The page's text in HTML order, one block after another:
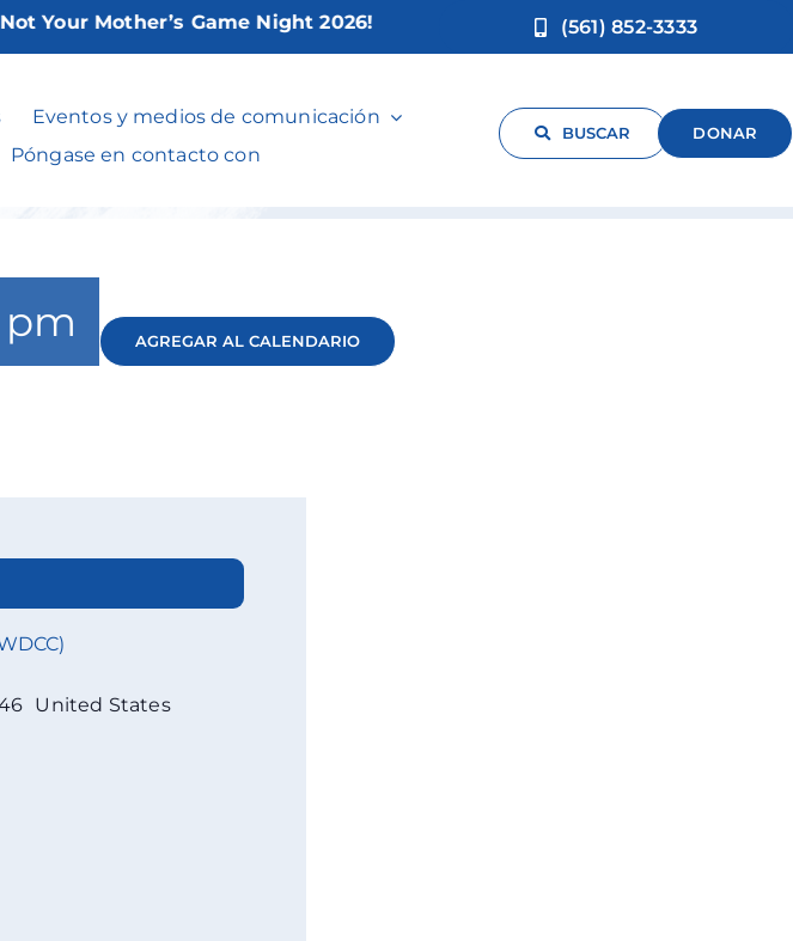
Mother’s Game Night 2026! (561) 852-3333
Eventos y medios de comunicación
Póngase en contacto con
BUSCAR DONAR
pm AGREGAR AL CALENDARIO
United States